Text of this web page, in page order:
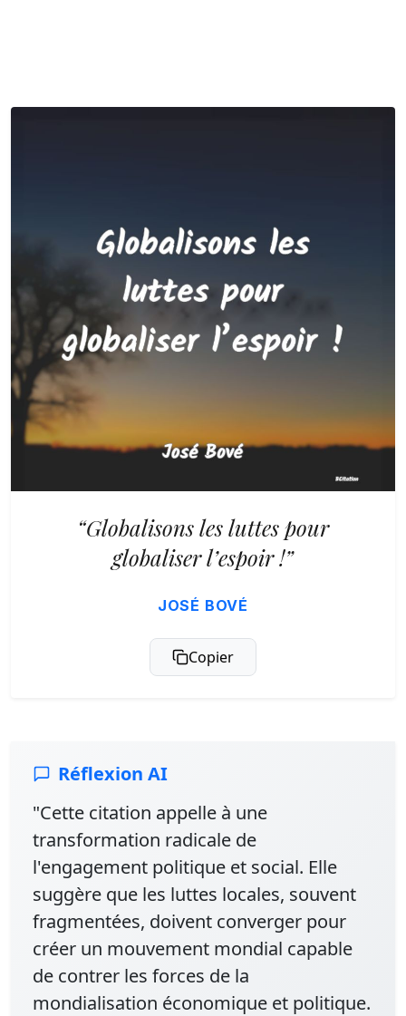
“Globalisons les luttes pour
globaliser l’espoir !”
JOSÉ BOVÉ
Copier
Réflexion AI
"Cette citation appelle à une
transformation radicale de
l'engagement politique et social. Elle
suggère que les luttes locales, souvent
fragmentées, doivent converger pour
créer un mouvement mondial capable
de contrer les forces de la
mondialisation économique et politique.